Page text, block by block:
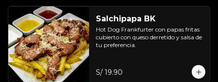
Salchipapa BK
Hot Dog Frankfurter con papas fritas
cubierto con queso derretido y salsa de
tu preferencia.
S/ 19.90